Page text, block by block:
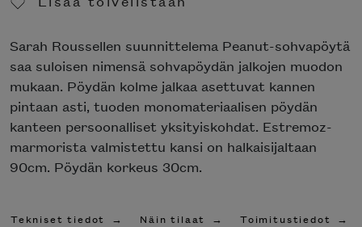
Sarah Roussellen suunnittelema Peanut-sohvapöytä
saa suloisen nimensä sohvapöydän jalkojen muodon
mukaan. Pöydän kolme jalkaa asettuvat kannen
pintaan asti, tuoden monomateriaalisen pöydän
kanteen persoonalliset yksityiskohdat. Estremoz-
marmorista valmistettu kansi on halkaisijaltaan
90cm. Pöydän korkeus 30cm.
Tekniset tiedot Näin tilaat Toimitustiedot